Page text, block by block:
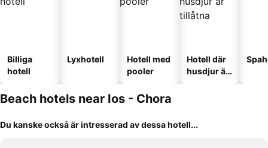
Billiga
hotell
Lyxhotell
Hotell med
pooler
Hotell där
husdjur är
Beach hotels near Ios - Chora
Du kanske också är intresserad av dessa hotell...